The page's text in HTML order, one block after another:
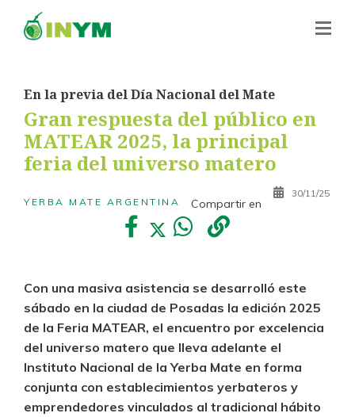
En la previa del Día Nacional del Mate
Gran respuesta del público en
MATEAR 2025, la principal
feria del universo matero
30/11/25
YERBA MATE ARGENTINA Compartir en
Con una masiva asistencia se desarrolló este
sábado en la ciudad de Posadas la edición 2025
de la Feria MATEAR, el encuentro por excelencia
del universo matero que lleva adelante el
Instituto Nacional de la Yerba Mate en forma
conjunta con establecimientos yerbateros y
emprendedores vinculados al tradicional hábito